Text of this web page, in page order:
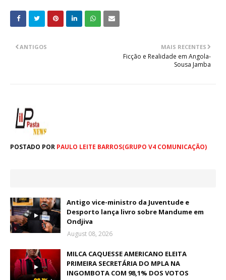
MAIS RECENTES
Ficção e Realidade em Angola-
Sousa Jamba
ANTIGOS
POSTADO POR PAULO LEITE BARROS(GRUPO V4 COMUNICAÇÃO)
Antigo vice-ministro da Juventude e
Desporto lança livro sobre Mandume em
Ondjiva
August 08, 2026
MILCA CAQUESSE AMERICANO ELEITA
PRIMEIRA SECRETÁRIA DO MPLA NA
INGOMBOTA COM 98,1% DOS VOTOS